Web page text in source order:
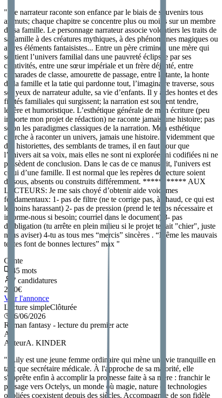
" Le narrateur raconte son enfance par le biais de souvenirs tous
azimuts; chaque chapitre se concentre plus ou moins sur un membre
de sa famille. Le personnage narrateur associe volontiers les traits de
sa famille à des créatures mythiques, à des phénomènes magiques ou
autres éléments fantaisistes... Entre un père criminel, une mère qui
soutient l’univers familial dans une pauvreté éclipsée par ses
créativités, entre une sœur impériale et un frère déjanté, entre
camarades de classe, amourette de passage, entre la tante, la honte
de la famille et la tatie qui pardonne tout, l’imaginaire traverse, sous
ses yeux de narrateur adulte, sa vie d’enfants. Il y a des hontes et des
fiertés familiales qui surgissent; la narration est souvent tendre,
légère et humoristique. L’esthétique générale de mon écriture (peu
importe mon projet de rédaction) ne raconte jamais une histoire; pas
selon les paradigmes classiques de la narration. Mon esthétique
cherche à raconter un univers, jamais une histoire. Évidemment que
des historiettes, des semblants de trames, il en faut pour que
l’univers ait sa voix, mais elles ne sont ni explorées ni codifiées ni ne
possèdent de conclusion. Dans le cas de ce manuscrit, l'univers est
celui d’une famille. Il est normal que les repères de lecture soient
dissous, absents ou construits différemment. *********** AUX
LECTEURS: Je me sais choyé d’obtenir aide voici mes
fondamentaux: 1- pas de filtre (ne te corrige pas, à chaud, ce qui est
le moins harassant) 2- pas de pression (prend le temps nécessaire et
informe-nous si besoin; courriel dans le document) 3- pas
d’obligation (tu arrête en plein milieu si le projet te fait "chier", juste
nous aviser) 4-tu as tous mes “mercis” sincères . “Même les mauvais
textes font de bonnes lectures” max "
Conte
45 mots
7 candidatures
2.50€
Voir l'annonce
Lecture simpleClôturée
26/06/2026
Roman fantasy - lecture du premier acte
A
AuteurA. KINDER
" "Lily est une jeune femme ordinaire qui mène une vie tranquille en
tant que secrétaire médicale. À l'approche de sa majorité, elle
s'apprête enfin à accomplir la promesse faite à sa mère : franchir le
passage vers Octelys, un monde où magie, nature et technologies
oubliées coexistent depuis des siècles. Accompagnée de son fidèle